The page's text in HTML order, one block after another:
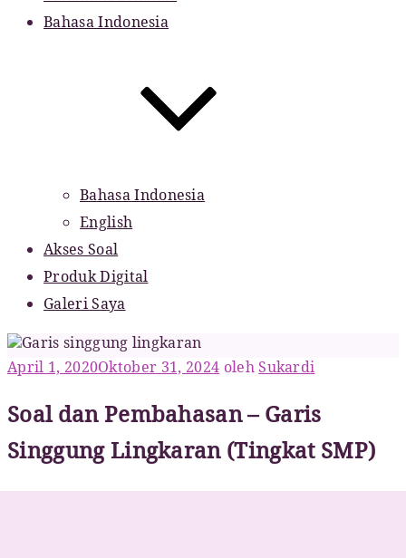
Bahasa Indonesia
Bahasa Indonesia
English
Akses Soal
Produk Digital
Galeri Saya
Diposkan
April 1, 2020Oktober 31, 2024olehSukardi
Soal dan Pembahasan – Garis
Singgung Lingkaran (Tingkat SMP)